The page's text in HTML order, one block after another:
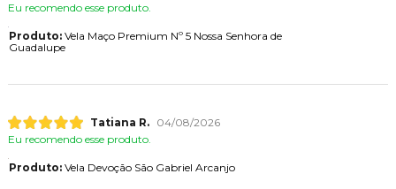
Eu recomendo esse produto.
Produto:Vela Maço Premium Nº 5 Nossa Senhora de
Guadalupe
Tatiana R.
04/08/2026
Eu recomendo esse produto.
Produto:Vela Devoção São Gabriel Arcanjo